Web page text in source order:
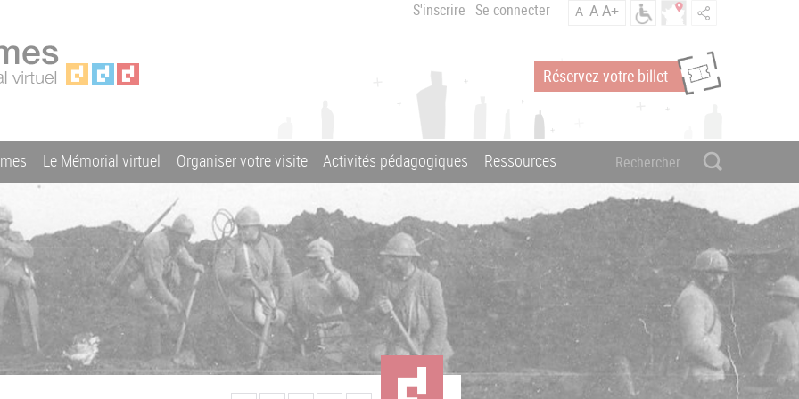
S'inscrire Se connecter A-AA+
Réservez votre billet
Le Mémorial virtuel Organiser votre visite Activités pédagogiques Ressources